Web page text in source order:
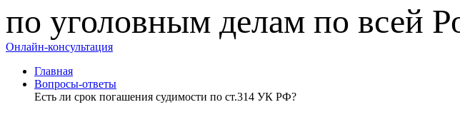
по уголовным делам по всей
Онлайн-консультация
Главная
Вопросы-ответы
Есть ли срок погашения судимости по ст.314 УК РФ?